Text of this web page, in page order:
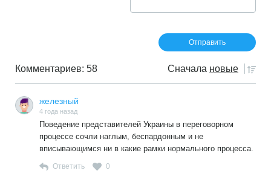
Комментариев: 58 Сначала новые
железный
4 года назад
Поведение представителей Украины в переговорном
процессе сочли наглым, беспардонным и не
вписывающимся ни в какие рамки нормального процесса.
Ответить 0